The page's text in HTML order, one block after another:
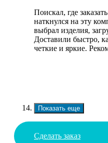
Поискал, где
наткнулся на эту
выбрал изделия,
Доставили быстро,
четкие и яркие.
Показать еще
Сделать заказ